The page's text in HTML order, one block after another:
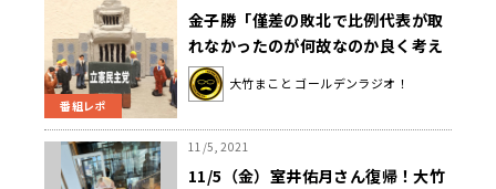
番組レポ
金子勝「僅差の敗北で比例代表が取
れなかったのが何故なのか良く考え
たほうがいい」衆院選の立憲民主党
敗北を分析〜11月5日「大竹まこと
大竹まこと ゴールデンラジオ！
11/5, 2021
11/5（金）室井佑月さん復帰！大竹